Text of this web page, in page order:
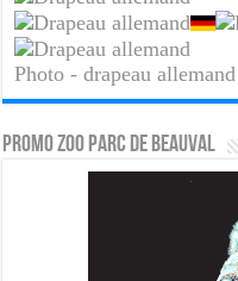
Photo - drapeau allemand
PROMO ZOO PARC DE BEAUVAL